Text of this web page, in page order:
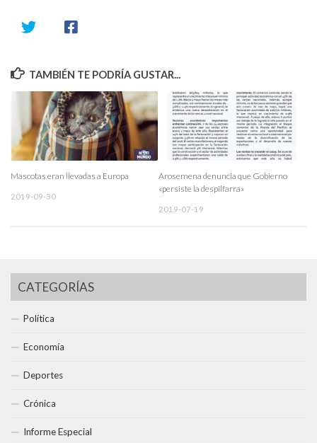
TAMBIÉN TE PODRÍA GUSTAR...
Mascotas eran llevadas a Europa
2019-09-30
Arosemena denuncia que Gobierno
«persiste la despilfarra»
2019-07-19
CATEGORÍAS
Política
Economía
Deportes
Crónica
Informe Especial